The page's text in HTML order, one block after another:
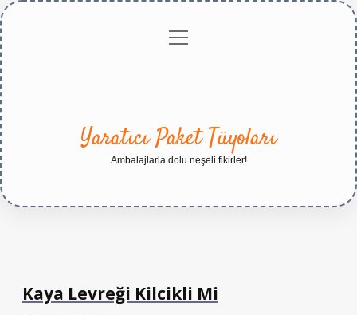
Gizlilikmenüyü
Yaratıcı Paket Tüyoları
Ambalajlarla dolu neşeli fikirler!
Kaya Levreği Kilcikli Mi